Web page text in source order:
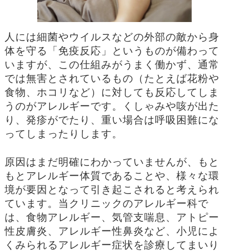
人には細菌やウイルスなどの外部の敵から身
体を守る「免疫反応」というものが備わって
いますが、この仕組みがうまく働かず、通常
では無害とされているもの（たとえば花粉や
食物、ホコリなど）に対しても反応してしま
うのがアレルギーです。くしゃみや咳が出た
り、発疹がでたり、重い場合は呼吸困難にな
ってしまったりします。
原因はまだ明確にわかっていませんが、もと
もとアレルギー体質であることや、様々な環
境が要因となって引き起こされると考えられ
ています。当クリニックのアレルギー科で
は、食物アレルギー、気管支喘息、アトピー
性皮膚炎、アレルギー性鼻炎など、小児によ
くみられるアレルギー症状を診療してまいり